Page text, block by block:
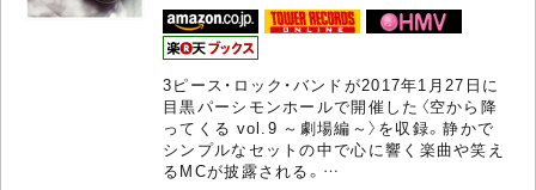
3ピース・ロック・バンドが2017年1月27日に
目黒パーシモンホールで開催した〈空から降
ってくる vol.9 ～劇場編～〉を収録。静かで
シンプルなセットの中で心に響く楽曲や笑え
るMCが披露される。…